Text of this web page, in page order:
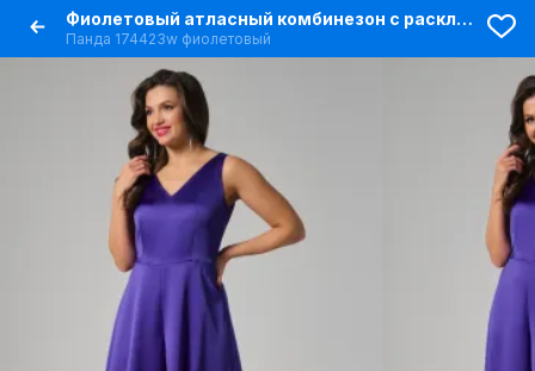
Фиолетовый атласный комбинезон с расклешенными брюками
Панда 174423w фиолетовый